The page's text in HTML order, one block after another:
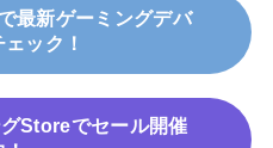
最新ゲーミングデバ
ック！
Storeでセール開催